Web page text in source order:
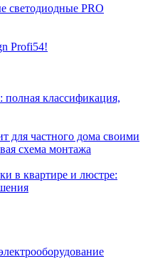
светодиодные PRO
Profi54!
классификация,
для частного дома своими
схема монтажа
в квартире и люстре: